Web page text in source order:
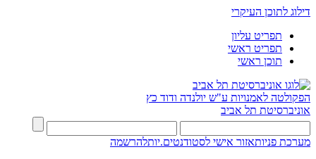
דילוג לתוכן העיקרי
תפריט עליון
תפריט ראשי
תוכן ראשי
הפקולטה לאמנויות ע"ש יולנדה ודוד כץ
אוניברסיטת תל אביב
מערכת פניותאזור אישי לסטודנטים.יותלהרשמה